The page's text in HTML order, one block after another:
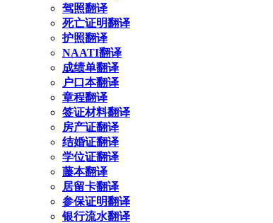
驾照翻译
死亡证明翻译
护照翻译
NAATI翻译
成绩单翻译
户口本翻译
章程翻译
签证材料翻译
房产证翻译
结婚证翻译
学位证翻译
藤本翻译
居留卡翻译
参保证明翻译
银行流水翻译